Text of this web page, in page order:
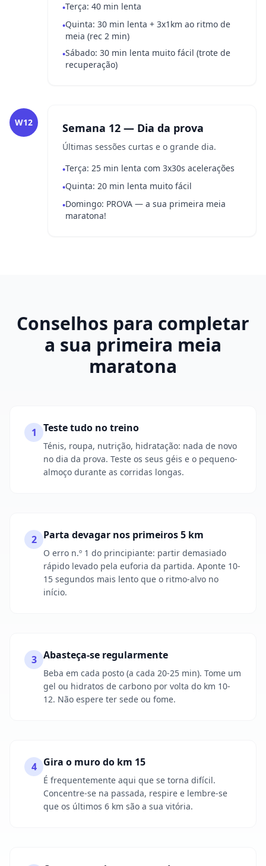
•Terça: 40 min lenta
•Quinta: 30 min lenta + 3x1km ao ritmo de
meia (rec 2 min)
•Sábado: 30 min lenta muito fácil (trote de
recuperação)
W12 Semana 12 — Dia da prova
Últimas sessões curtas e o grande dia.
•Terça: 25 min lenta com 3x30s acelerações
•Quinta: 20 min lenta muito fácil
•Domingo: PROVA — a sua primeira meia
maratona!
Conselhos para completar
a sua primeira meia
maratona
1 Teste tudo no treino
Ténis, roupa, nutrição, hidratação: nada de novo
no dia da prova. Teste os seus géis e o pequeno-
almoço durante as corridas longas.
2 Parta devagar nos primeiros 5 km
O erro n.º 1 do principiante: partir demasiado
rápido levado pela euforia da partida. Aponte 10-
15 segundos mais lento que o ritmo-alvo no
início.
3 Abasteça-se regularmente
Beba em cada posto (a cada 20-25 min). Tome um
gel ou hidratos de carbono por volta do km 10-
12. Não espere ter sede ou fome.
4 Gira o muro do km 15
É frequentemente aqui que se torna difícil.
Concentre-se na passada, respire e lembre-se
que os últimos 6 km são a sua vitória.